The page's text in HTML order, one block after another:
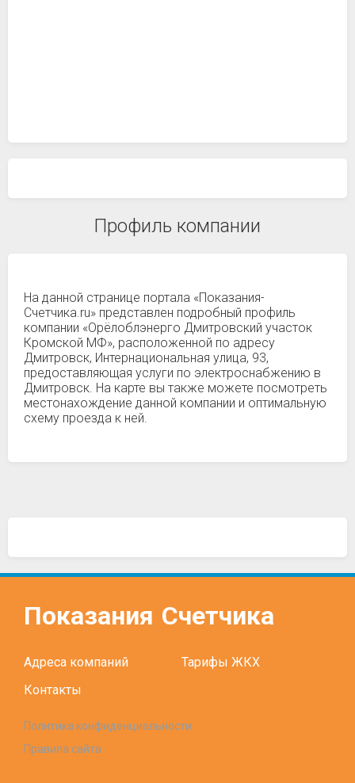
Профиль компании
На данной странице портала «Показания-
Счетчика.ru» представлен подробный профиль
компании «Орёлоблэнерго Дмитровский участок
Кромской МФ», расположенной по адресу
Дмитровск, Интернациональная улица, 93,
предоставляющая услуги по электроснабжению в
Дмитровск. На карте вы также можете посмотреть
местонахождение данной компании и оптимальную
схему проезда к ней.
Показания Счетчика
Адреса компаний
Тарифы ЖКХ
Контакты
Политика конфиденциальности
Правила сайта